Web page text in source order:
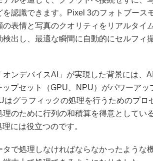
認識できます。Pixel 3のフォトブース
表情と写真のクオリティをリアルタイ
出し、最適な瞬間に自動的にセルフィ
ンデバイスAI」が実現した背景には、
プセット（GPU、NPU）がパワーアッ
はグラフィックの処理を行うためのプロ
のために行列の和積算を得意としてい
には役立つのです。
で処理しなければならなかったような